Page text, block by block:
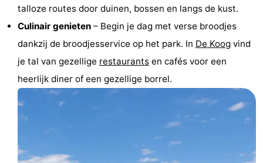
Sporten
Zwembaden
Fietsen
Wandelen
Paardrijden
talloze routes door duinen, bossen en langs de kust.
Culinair genieten – Begin je dag met verse broodjes
dankzij de broodjesservice op het park. In De Koog vind
je tal van gezellige restaurants en cafés voor een
heerlijk diner of een gezellige borrel.